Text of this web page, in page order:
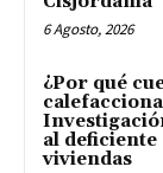
6 Agosto, 2026
¿Por qué
al deficiente
viviendas